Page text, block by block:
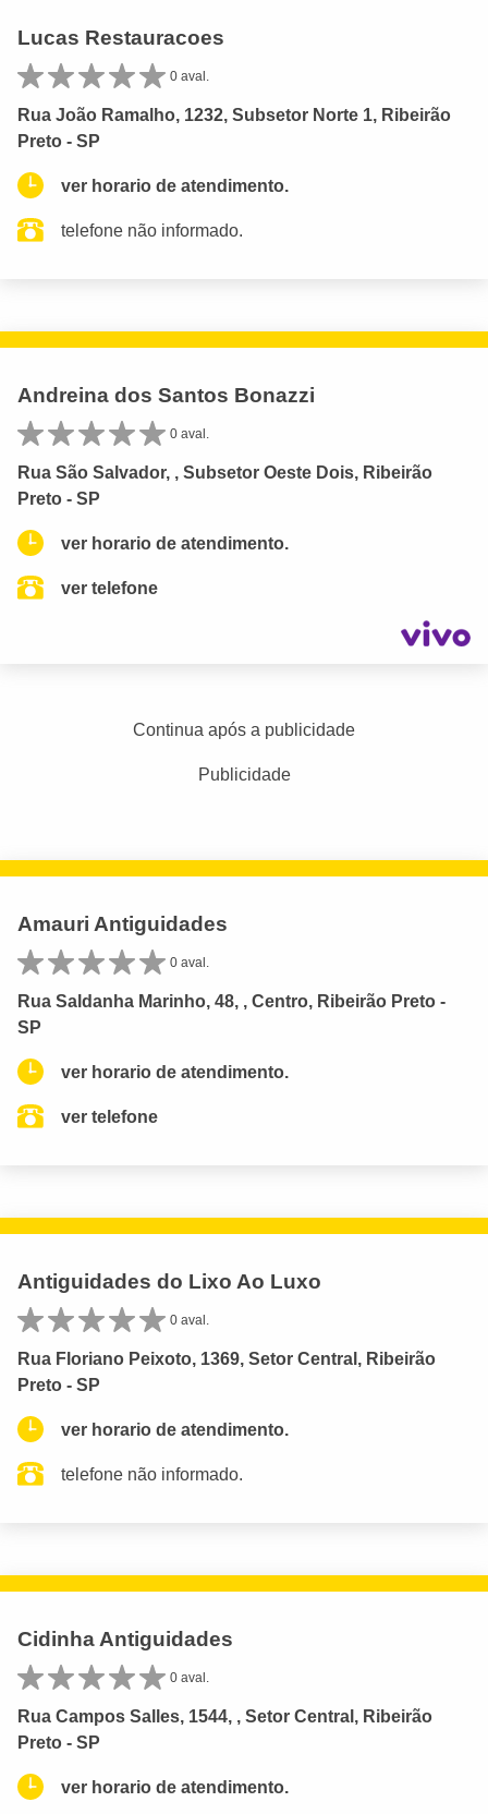
Lucas Restauracoes
0 aval.
Rua João Ramalho, 1232, Subsetor Norte 1, Ribeirão
Preto - SP
ver horario de atendimento.
telefone não informado.
Andreina dos Santos Bonazzi
0 aval.
Rua São Salvador, , Subsetor Oeste Dois, Ribeirão
Preto - SP
ver horario de atendimento.
ver telefone
Continua após a publicidade
Publicidade
Amauri Antiguidades
0 aval.
Rua Saldanha Marinho, 48, , Centro, Ribeirão Preto -
SP
ver horario de atendimento.
ver telefone
Antiguidades do Lixo Ao Luxo
0 aval.
Rua Floriano Peixoto, 1369, Setor Central, Ribeirão
Preto - SP
ver horario de atendimento.
telefone não informado.
Cidinha Antiguidades
0 aval.
Rua Campos Salles, 1544, , Setor Central, Ribeirão
Preto - SP
ver horario de atendimento.